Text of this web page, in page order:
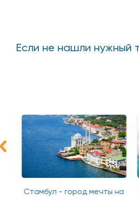
Если не нашли нужный
Стамбул - город мечты на